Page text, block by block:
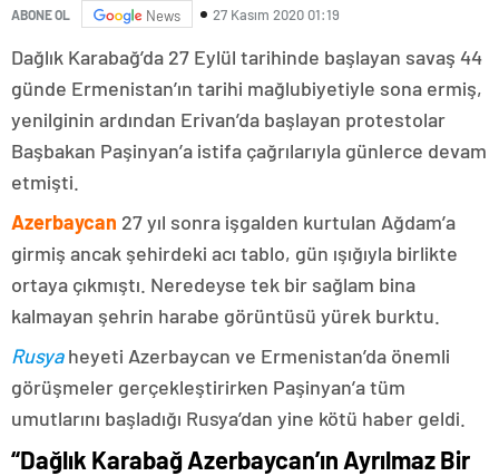
ABONE OL News 27 Kasım 2020 01:19
Dağlık Karabağ’da 27 Eylül tarihinde başlayan savaş 44
günde Ermenistan’ın tarihi mağlubiyetiyle sona ermiş,
yenilginin ardından Erivan’da başlayan protestolar
Başbakan Paşinyan’a istifa çağrılarıyla günlerce devam
etmişti.
Azerbaycan 27 yıl sonra işgalden kurtulan Ağdam’a
girmiş ancak şehirdeki acı tablo, gün ışığıyla birlikte
ortaya çıkmıştı. Neredeyse tek bir sağlam bina
kalmayan şehrin harabe görüntüsü yürek burktu.
Rusyaheyeti Azerbaycan ve Ermenistan’da önemli
görüşmeler gerçekleştirirken Paşinyan’a tüm
umutlarını başladığı Rusya’dan yine kötü haber geldi.
“Dağlık Karabağ Azerbaycan’ın Ayrılmaz Bir